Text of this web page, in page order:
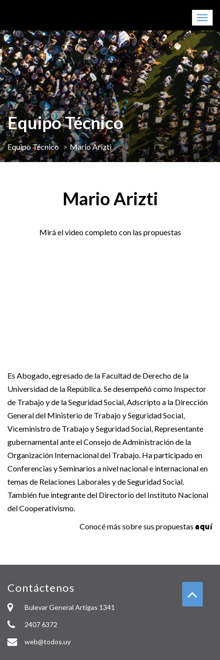
Equipo Técnico
Equipo Técnico Mario Arizti
Mario Arizti
Mirá el video completo con las propuestas
Es Abogado, egresado de la Facultad de Derecho de la
Universidad de la República. Se desempeñó como Inspector
de Trabajo y de la Seguridad Social, Adscripto a la Dirección
General del Ministerio de Trabajo y Seguridad Social,
Viceministro de Trabajo y Seguridad Social, Representante
gubernamental ante el Consejo de Administración de la
Organización Internacional del Trabajo. Ha participado en
Conferencias y Seminarios a nivel nacional e internacional en
temas de Relaciones Laborales y de Seguridad Social.
También fue integrante del Directorio del Instituto Nacional
del Cooperativismo.
Conocé más sobre sus propuestas aquí
Contáctenos
Bulevar General Artigas 1341
2407 6372
web@todos.uy